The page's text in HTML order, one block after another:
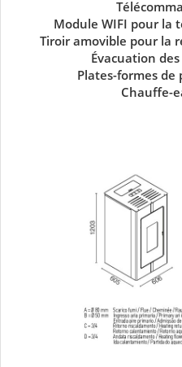
Module WIFI pour la
Tiroir amovible pour la
Évacuation
Plates-formes
Chauffe-